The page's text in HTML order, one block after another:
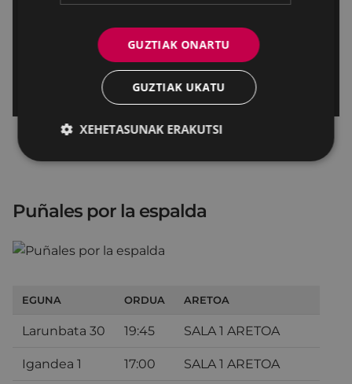
Puñales por la espalda
EGUNA ORDUA ARETOA
Larunbata 30 19:45 SALA 1 ARETOA
Igandea 1 17:00 SALA 1 ARETOA
GUZTIAK ONARTU
GUZTIAK UKATU
XEHETASUNAK ERAKUTSI